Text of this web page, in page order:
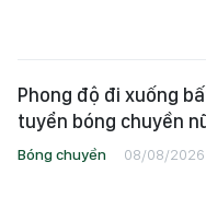
Phong độ đi xuống
tuyển bóng chuyền
Bóng chuyền 08/08/2026